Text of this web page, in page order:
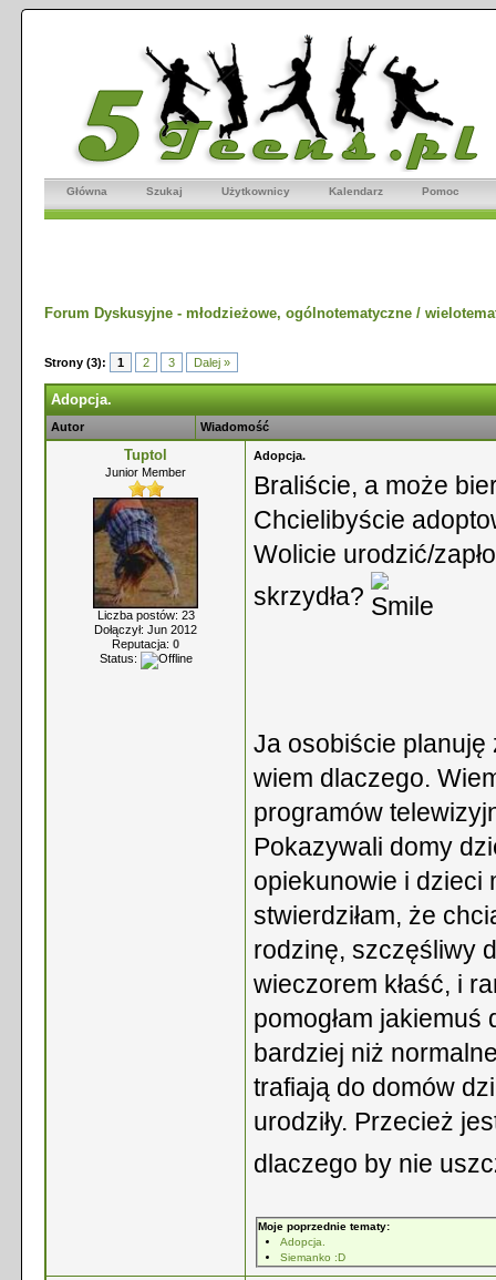
Główna Szukaj Użytkownicy Kalendarz Pomoc
Forum Dyskusyjne - młodzieżowe, ogólnotematyczne /
Strony (3): 1 2 3 Dalej »
Adopcja.
Autor Wiadomość
Tuptol
Junior Member
Liczba postów: 23
Dołączył: Jun 2012
Reputacja: 0
Status:
Adopcja.
Braliście, a może
Chcielibyście
Wolicie urodzić/
skrzydła?
Ja osobiście planuję
wiem dlaczego.
programów
Pokazywali domy
opiekunowie i dzieci
stwierdziłam, że
rodzinę, szczęśliwy
wieczorem kłaść, i
pomogłam
bardziej niż
trafiają do domów
urodziły. Przecież
dlaczego by nie
Moje poprzednie tematy:
Adopcja.
Siemanko :D